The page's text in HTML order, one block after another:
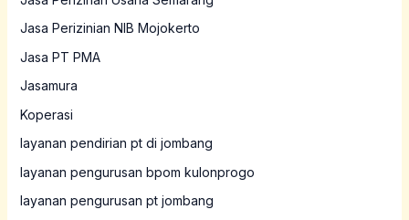
Jasa Perizinian NIB Mojokerto
Jasa PT PMA
Jasamura
Koperasi
layanan pendirian pt di jombang
layanan pengurusan bpom kulonprogo
layanan pengurusan pt jombang